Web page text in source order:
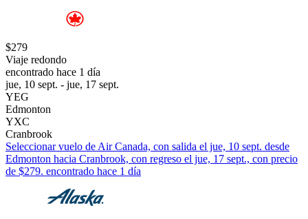
$279
Viaje redondo
encontrado hace 1 día
jue, 10 sept. - jue, 17 sept.
YEG
Edmonton
YXC
Cranbrook
Seleccionar vuelo de Air Canada, con salida el jue, 10 sept. desde
Edmonton hacia Cranbrook, con regreso el jue, 17 sept., con precio
de $279. encontrado hace 1 día